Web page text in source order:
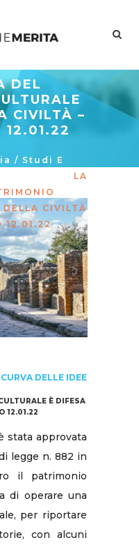
DEL
CIVILTÀ –
12.01.22
/ Studi E
LA
DELLA CIVILTÀ
12.01.22
DELLE IDEE
È DIFESA
12.01.22
stata approvata
legge n. 882 in
il patrimonio
di operare una
per riportare
con alcuni